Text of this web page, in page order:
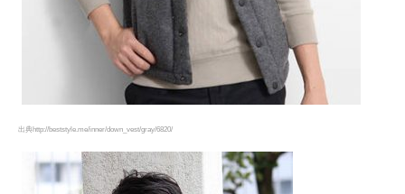
出典http://beststyle.me/inner/down_vest/gray/6820/